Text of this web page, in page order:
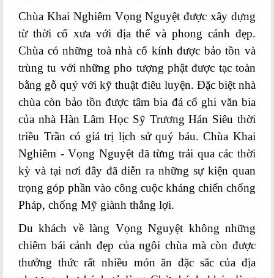
Chùa Khai Nghiêm Vọng Nguyệt được xây dựng
từ thời cổ xưa với địa thể và phong cảnh đẹp.
Chùa có những toà nhà cổ kính được bảo tồn và
trùng tu với những pho tượng phật được tạc toàn
bằng gỗ quý với kỹ thuật điêu luyện. Đặc biệt nhà
chùa còn bảo tồn được tâm bia đá cổ ghi văn bia
của nhà Hàn Lâm Học Sỹ Trương Hán Siêu thời
triều Trần có giá trị lịch sử quý báu. Chùa Khai
Nghiêm - Vọng Nguyệt đã từng trải qua các thời
kỳ và tại nơi đây đã diễn ra những sự kiện quan
trọng góp phần vào công cuộc kháng chiến chống
Pháp, chống Mỹ giành thắng lợi.
Du khách về làng Vọng Nguyệt không những
chiêm bái cảnh đẹp của ngôi chùa mà còn được
thưởng thức rất nhiều món ăn đặc sắc của địa